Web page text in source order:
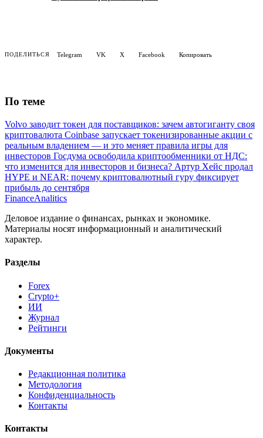
Volvo заводит токен для поставщиков: зачем автогиганту своя
криптовалюта
реальным владением — и это меняет правила игры для
инвесторов Госдума освободила криптообменники от НДС:
что изменится для инвесторов и бизнеса? Артур Хейс продал
HYPE и NEAR: почему криптовалютный гуру фиксирует
прибыль до сентября
FinanceAnalitics
Деловое издание о финансах, рынках и экономике.
Материалы носят информационный и аналитический
характер.
Разделы
Crypto+
ИИ
Журнал
Рейтинги
Документы
Методология
Конфиденциальность
Контакты
Контакты